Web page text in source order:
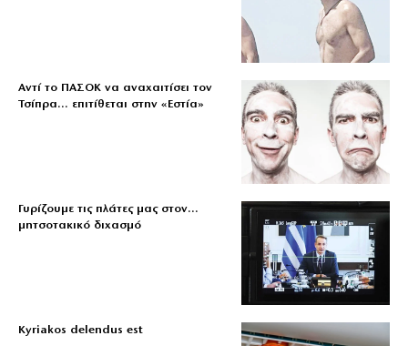
Αντί το ΠΑΣΟΚ να αναχαιτίσει τον
Τσίπρα… επιτίθεται στην «Εστία»
Γυρίζουμε τις πλάτες μας στον…
μητσοτακικό διχασμό
Kyriakos delendus est